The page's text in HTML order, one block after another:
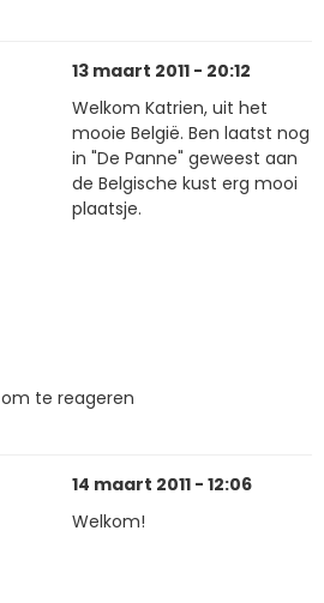
13 maart 2011 - 20:12
Welkom Katrien, uit het
mooie België. Ben laatst nog
in "De Panne" geweest aan
de Belgische kust erg mooi
plaatsje.
om te reageren
14 maart 2011 - 12:06
Welkom!